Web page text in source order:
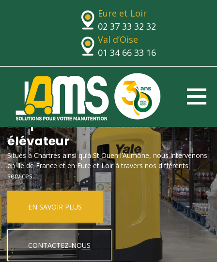
Eure et Loir
02 37 33 32 32
Val d’Oise
01 34 66 33 16
Le spécialiste du chariot
élévateur
Situés à Chartres ainsi qu’à St Ouen l’Aumône, nous intervenons
en Ile de France et en Eure et Loir à travers nos différents
services.
EN SAVOIR PLUS
CONTACTEZ-NOUS